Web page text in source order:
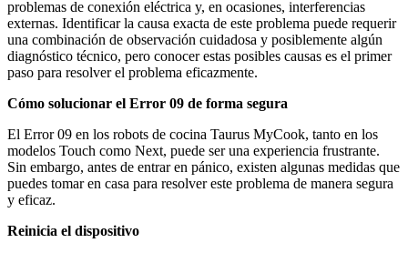
problemas de conexión eléctrica y, en ocasiones, interferencias
externas. Identificar la causa exacta de este problema puede requerir
una combinación de observación cuidadosa y posiblemente algún
diagnóstico técnico, pero conocer estas posibles causas es el primer
paso para resolver el problema eficazmente.
Cómo solucionar el Error 09 de forma segura
El Error 09 en los robots de cocina Taurus MyCook, tanto en los
modelos Touch como Next, puede ser una experiencia frustrante.
Sin embargo, antes de entrar en pánico, existen algunas medidas que
puedes tomar en casa para resolver este problema de manera segura
y eficaz.
Reinicia el dispositivo